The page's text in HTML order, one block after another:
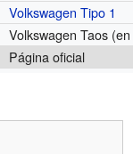
Volkswagen Tipo 1
Volkswagen Taos
Página oficial